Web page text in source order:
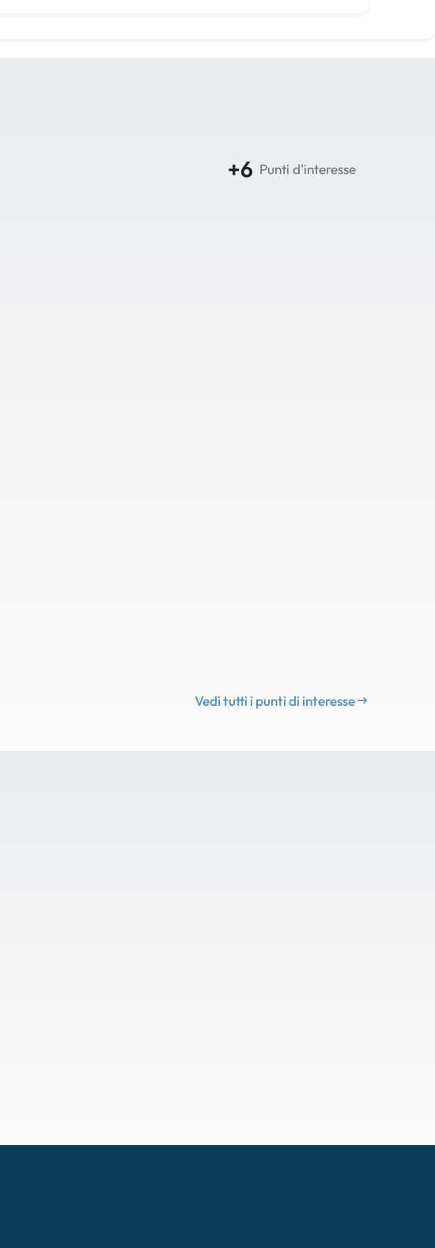
+6 Punti d'interesse
Vedi tutti i punti di interesse